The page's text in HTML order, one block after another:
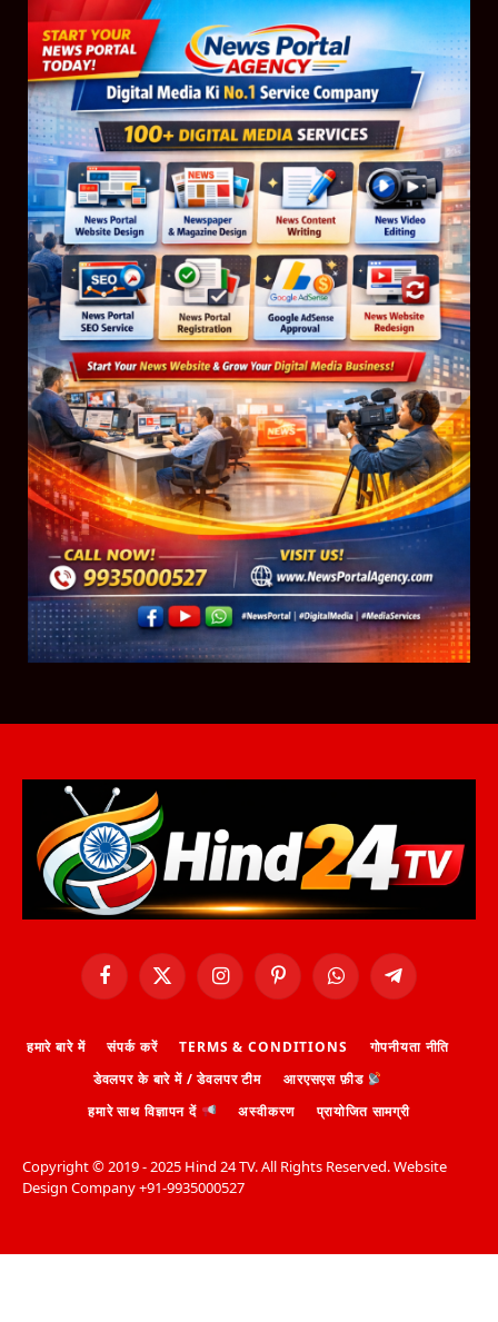
FacebookX
(Twitter)
InstagramPinterestWhatsAppTelegram
हमारे बारे में संपर्क करें TERMS & CONDITIONS
गोपनीयता नीति
डेवलपर के बारे में / डेवलपर टीम
आरएसएस फ़ीड
हमारे साथ विज्ञापन दें
अस्वीकरण प्रायोजित सामग्री
Copyright ©️ 2019 - 2025 Hind 24 TV. All Rights Reserved. Website
Design Company +91-9935000527